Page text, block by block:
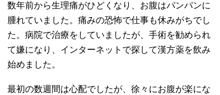
数年前から生理痛がひどくなり、お腹はパンパンに
腫れていました。痛みの恐怖で仕事も休みがちでし
た。病院で治療をしていましたが、手術を勧められ
て嫌になり、インターネットで探して漢方薬を飲み
始めました。
最初の数週間は心配でしたが、徐々にお腹が楽にな